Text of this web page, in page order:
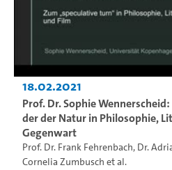
18.02.2021
Prof. Dr. Sophie
der der Natur in Philosophie,
Gegenwart
Prof. Dr. Frank Fehrenbach, Dr.
Cornelia Zumbusch et al.